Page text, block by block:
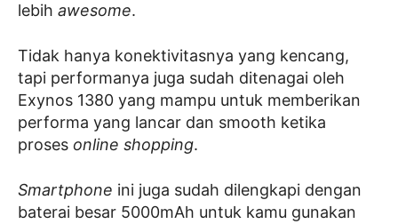
lebih awesome.
Tidak hanya konektivitasnya yang kencang,
tapi performanya juga sudah ditenagai oleh
Exynos 1380 yang mampu untuk memberikan
performa yang lancar dan smooth ketika
proses online shopping.
Smartphone ini juga sudah dilengkapi dengan
baterai besar 5000mAh untuk kamu gunakan